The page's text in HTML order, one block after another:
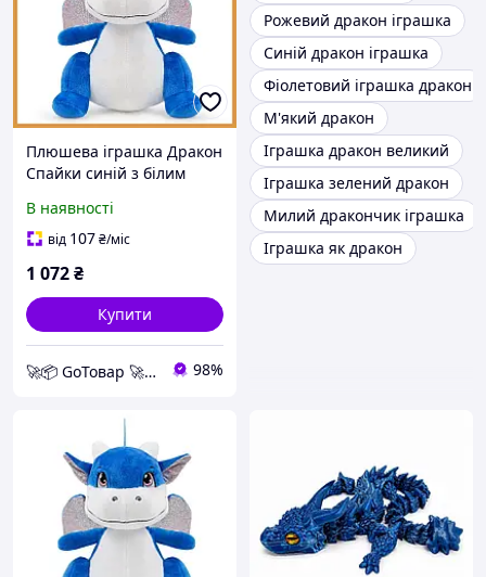
Плюшева іграшка Дракон
Спайки синій з білим
крилами, текстиль,
16,5х20х21,5см
В наявності
від 107₴/міс
1 072₴
Купити
🚀📦 GoТовар 🚀📦 мережа інтернет магазинів 98%
Рожевий дракон іграшка
Синій дракон іграшка
Фіолетовий іграшка дракон
М'який дракон
Іграшка дракон великий
Іграшка зелений дракон
Милий дракончик іграшка
Іграшка як дракон